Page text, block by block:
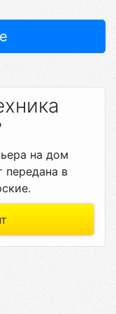
на дом
передана в